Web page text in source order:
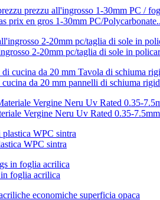
prix en gros 1-30mm PC/
2-20mm pc/taglia di sole in
da 20 mm pannelli di schiuma
Vergine Neru Uv Rated 0.35-
WPC sintra
foglia acrilica